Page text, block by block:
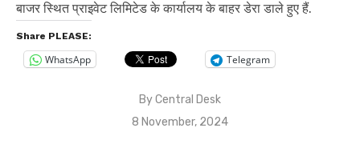
बाजर स्थित प्राइवेट लिमिटेड के कार्यालय के बाहर डेरा डाले हुए हैं.
Share PLEASE:
WhatsApp Telegram
ByCentral Desk
Posted
8 November, 2024